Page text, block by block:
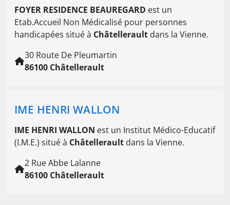
FOYER RESIDENCE BEAUREGARD est un
Etab.Accueil Non Médicalisé pour personnes
handicapées situé à Châtellerault dans la Vienne.
30 Route De Pleumartin
86100 Châtellerault
IME HENRI WALLON
IME HENRI WALLON est un Institut Médico-Educatif
(I.M.E.) situé à Châtellerault dans la Vienne.
2 Rue Abbe Lalanne
86100 Châtellerault